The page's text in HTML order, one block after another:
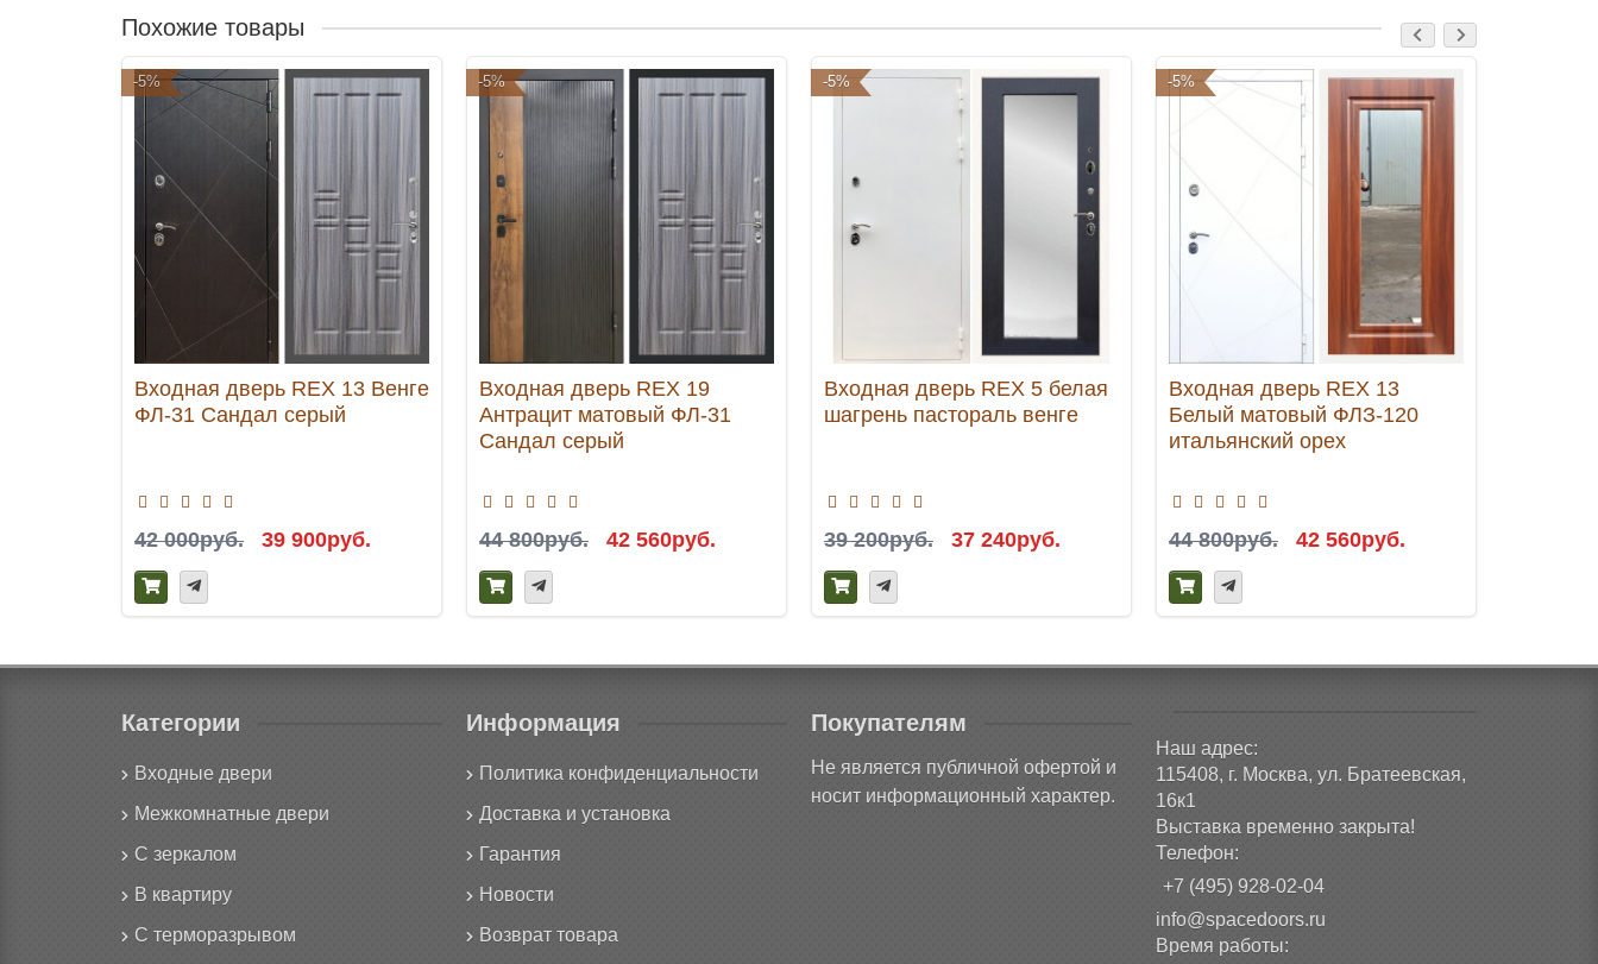
Похожие товары
-5%
Входная дверь REX 13 Венге
ФЛ-31 Сандал серый
42 000руб. 39 900руб.
-5%
Входная дверь REX 19
Антрацит матовый ФЛ-31
Сандал серый
44 800руб. 42 560руб.
-5%
Входная дверь REX 5 белая
шагрень пастораль венге
39 200руб. 37 240руб.
-5%
Входная дверь REX 13
Белый матовый ФЛЗ-120
итальянский орех
44 800руб. 42 560руб.
Категории
Входные двери
Межкомнатные двери
С зеркалом
В квартиру
С терморазрывом
Информация
Политика конфиденциальности
Доставка и установка
Гарантия
Новости
Возврат товара
Покупателям
Не является публичной офертой и
носит информационный характер.
Наш адрес:
115408, г. Москва, ул. Братеевская,
16к1
Выставка временно закрыта!
Телефон:
+7 (495) 928-02-04
info@spacedoors.ru
Время работы: